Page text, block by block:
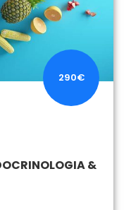
290€
&